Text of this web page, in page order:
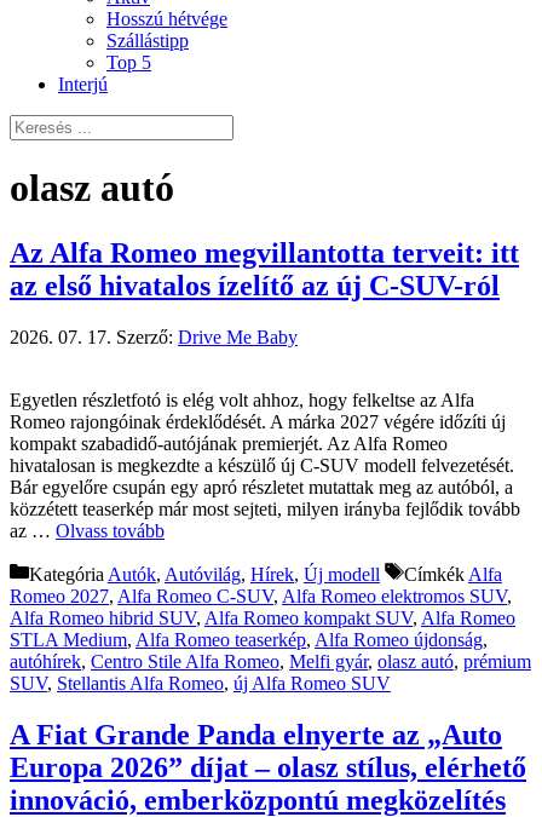
Hosszú hétvége
Szállástipp
Top 5
Interjú
olasz autó
Az Alfa Romeo megvillantotta terveit: itt
az első hivatalos ízelítő az új C-SUV-ról
2026. 07. 17. Szerző: Drive Me Baby
Egyetlen részletfotó is elég volt ahhoz, hogy felkeltse az Alfa
Romeo rajongóinak érdeklődését. A márka 2027 végére időzíti új
kompakt szabadidő-autójának premierjét. Az Alfa Romeo
hivatalosan is megkezdte a készülő új C-SUV modell felvezetését.
Bár egyelőre csupán egy apró részletet mutattak meg az autóból, a
közzétett teaserkép már most sejteti, milyen irányba fejlődik tovább
az … Olvass tovább
Kategória Autók, Autóvilág, Hírek, Új modell Címkék Alfa
Romeo 2027, Alfa Romeo C-SUV, Alfa Romeo elektromos SUV,
Alfa Romeo hibrid SUV, Alfa Romeo kompakt SUV, Alfa Romeo
STLA Medium, Alfa Romeo teaserkép, Alfa Romeo újdonság,
autóhírek, Centro Stile Alfa Romeo, Melfi gyár, olasz autó, prémium
SUV, Stellantis Alfa Romeo, új Alfa Romeo SUV
A Fiat Grande Panda elnyerte az „Auto
Europa 2026” díjat – olasz stílus, elérhető
innováció, emberközpontú megközelítés